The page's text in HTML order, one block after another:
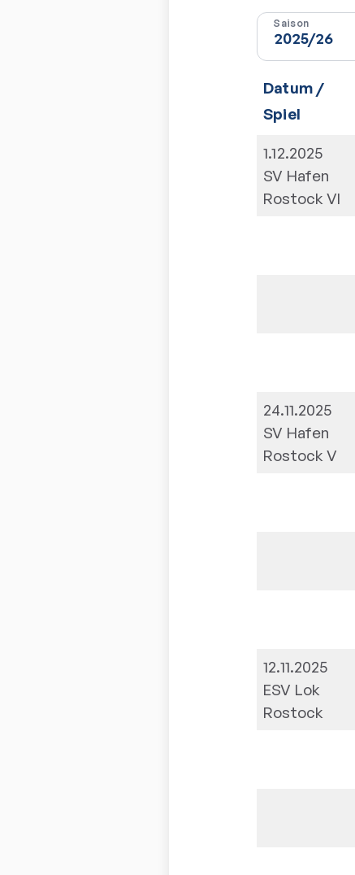
Saison
Datum /
Spiel
1.12.2025
SV Hafen
Rostock VI
24.11.2025
SV Hafen
Rostock V
12.11.2025
ESV Lok
Rostock